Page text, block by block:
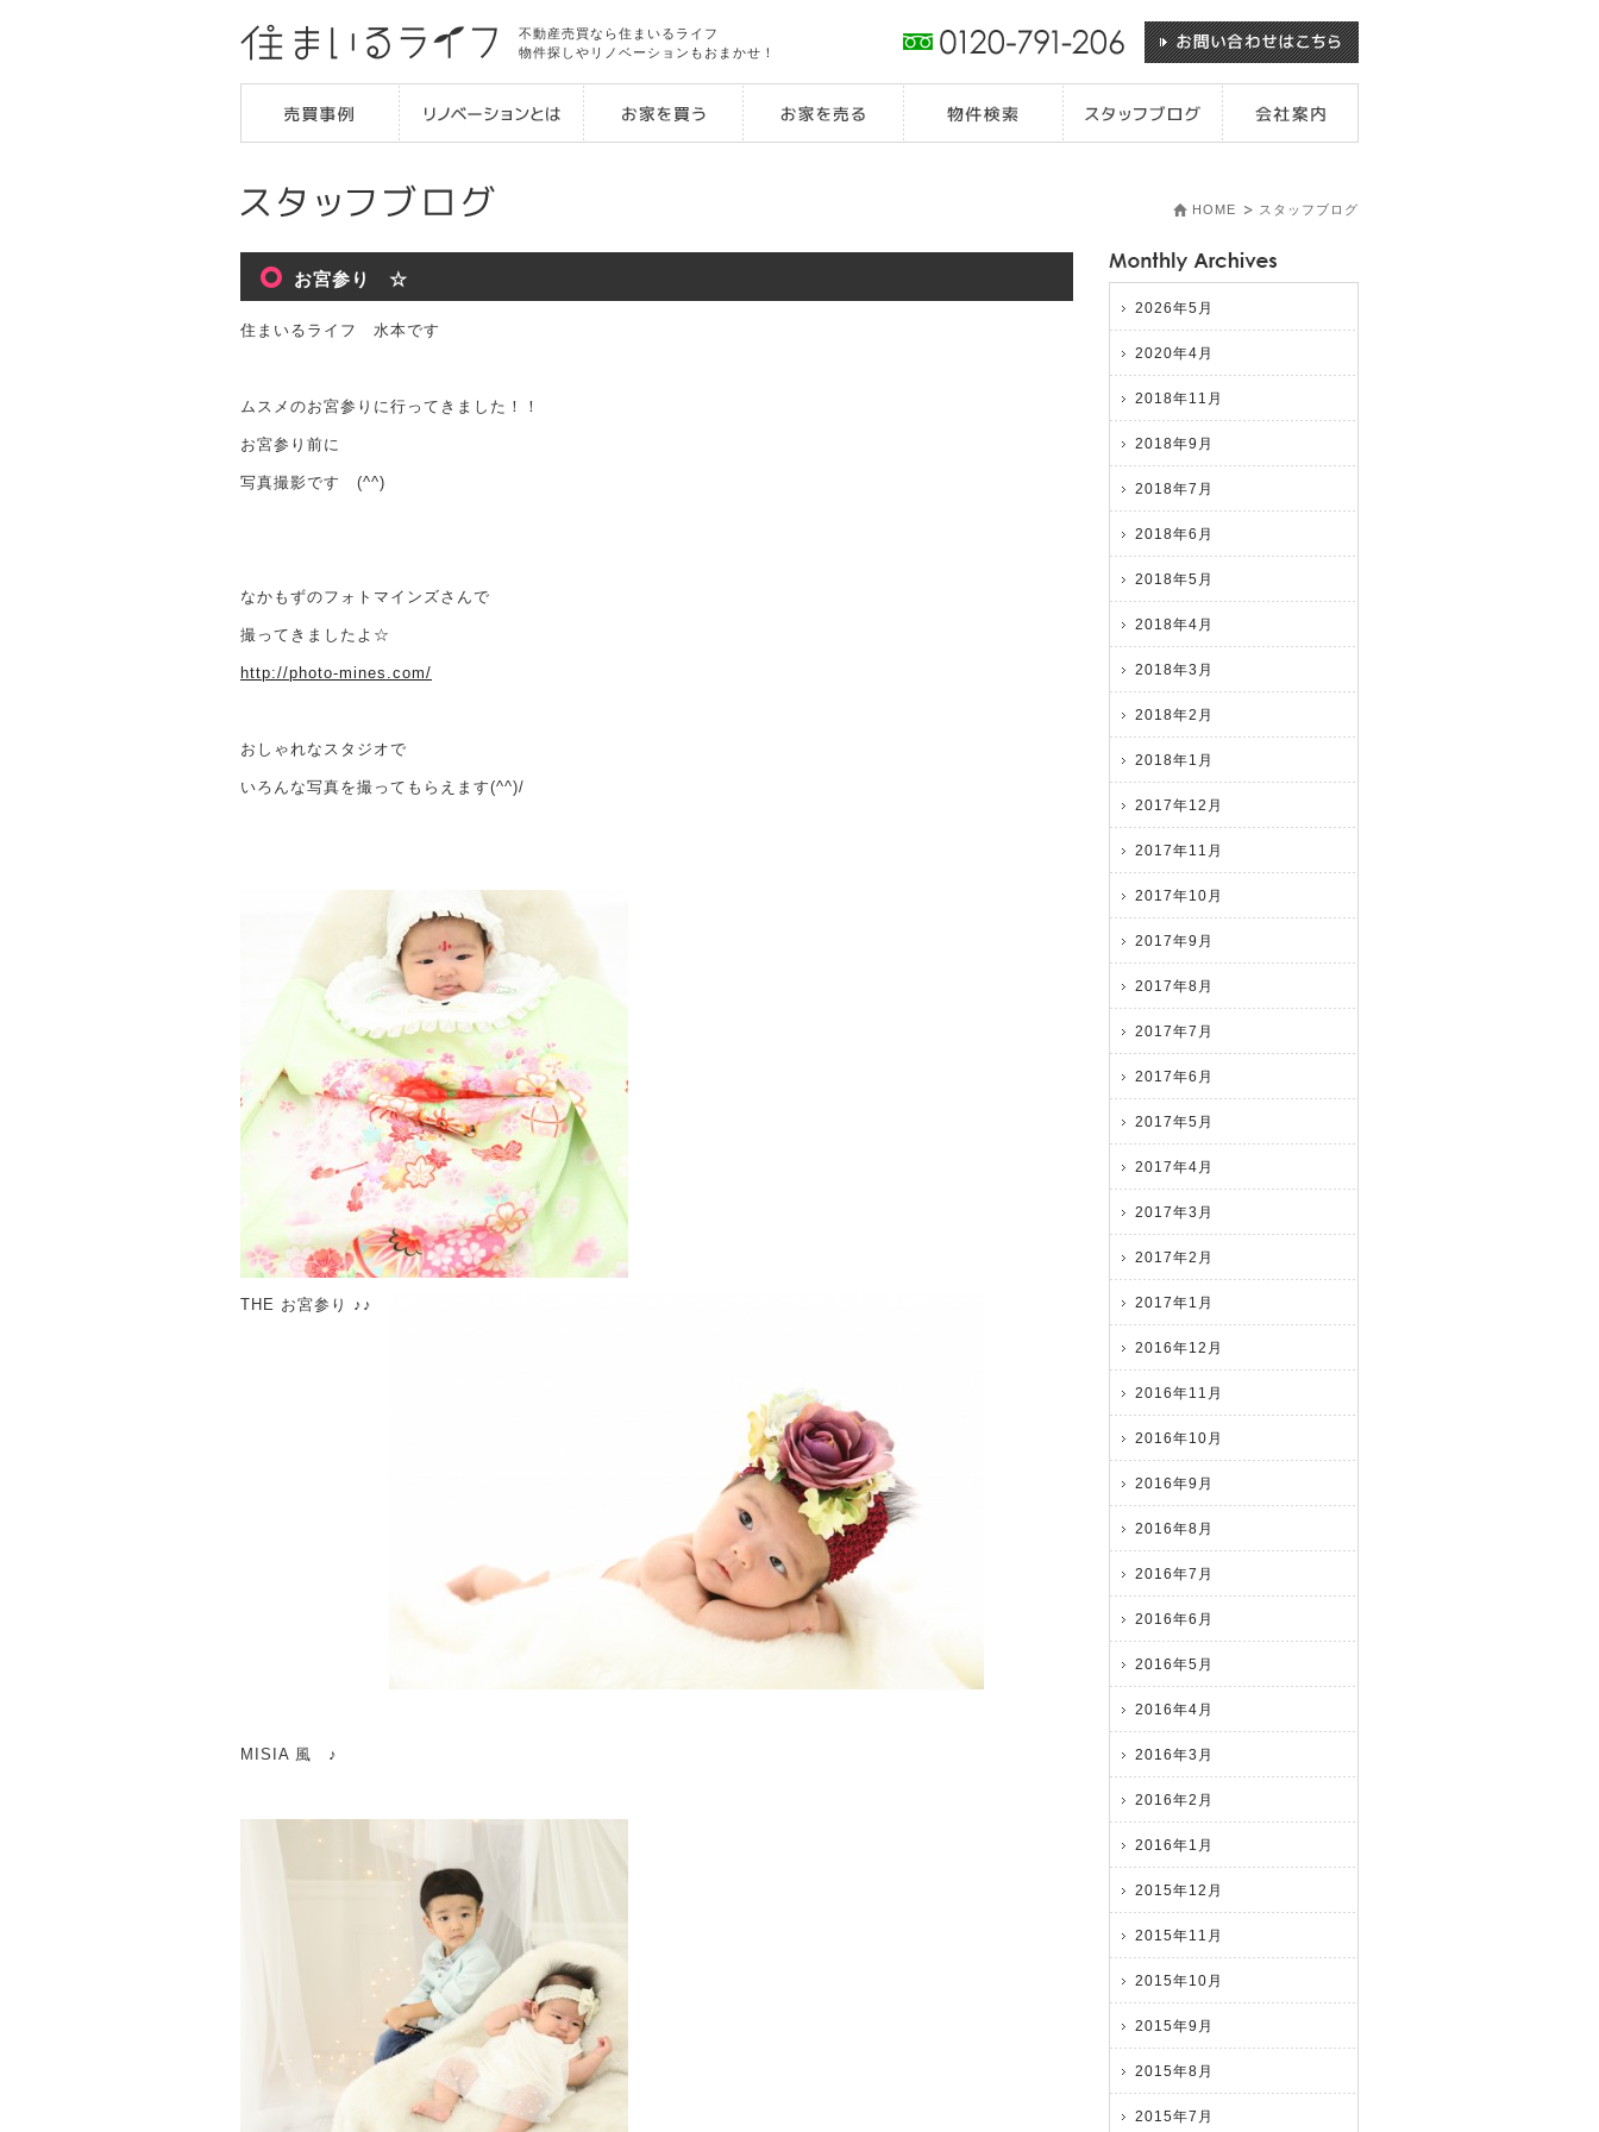
不動産売買なら住まいるライフ
物件探しやリノベーションもおまかせ！
HOME スタッフブログ
お宮参り ☆
住まいるライフ 水本です
ムスメのお宮参りに行ってきました！！
お宮参り前に
写真撮影です (^^)
なかもずのフォトマインズさんで
撮ってきましたよ☆
http://photo-mines.com/
おしゃれなスタジオで
いろんな写真を撮ってもらえます(^^)/
THE お宮参り ♪♪
MISIA 風 ♪
2026年5月
2020年4月
2018年11月
2018年9月
2018年7月
2018年6月
2018年5月
2018年4月
2018年3月
2018年2月
2018年1月
2017年12月
2017年11月
2017年10月
2017年9月
2017年8月
2017年7月
2017年6月
2017年5月
2017年4月
2017年3月
2017年2月
2017年1月
2016年12月
2016年11月
2016年10月
2016年9月
2016年8月
2016年7月
2016年6月
2016年5月
2016年4月
2016年3月
2016年2月
2016年1月
2015年12月
2015年11月
2015年10月
2015年9月
2015年8月
2015年7月